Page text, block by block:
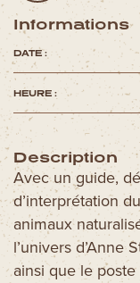
Informations
DATE :
HEURE :
Description
Avec un guide,
d’interprétation
animaux
l’univers d’Anne
ainsi que le